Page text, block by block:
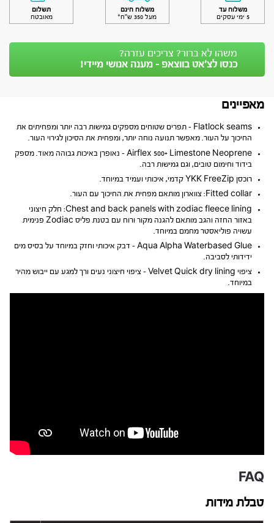
משלוח עד
5 ימי עסקים
משלוח חינם
מעל 350 ש״ח*
תשלום
מאובטח
משהו לא ברור? צריכים עזרה?
כנסו לצ’אט בווצאפ - מענה אנושי מיידי!
מאפיינים
Flatlock seams – תפרים שטוחים מספקים גמישות רבה יותר ומפחיתים את
החיכוך על העור. מאפשר תנועה נוחה יותר, ומפחית את הסיכון לגירוי העור.
Airflex 500+ Limestone Neoprene – נאופרן באיכות גבוהה מאוד. מספק
בידוד וחימום טובים, וגם גמישות רבה.
רוכסן YKK FreeZip קדמי, איכותי ועמיד במיוחד.
Fitted collar: צווארון מותאם מפחית את החיכוך עם העור.
Chest and back panels with zodiac fleece lining: חלק חיצוני
באזור החזה והגב מותאם להגנה מקור ורוח עם בטנת פליס Zodiac פנימית
עשויה פוליאסטר מחמם במיוחד.
Aqua Alpha Waterbased Glue – דבק איכותי וחזק במיוחד על בסיס מים
ידידותי לסביבה.
ציפוי Velvet Quick dry lining – ציפוי חיצוני נעים ורך למגע עם ייבוש מהיר
במיוחד.
FAQ
טבלת מידות